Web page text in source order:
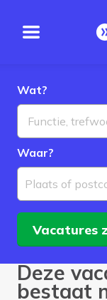
Open menu
Wat?
Waar?
Plaats of
Vacatures
Deze
bestaat